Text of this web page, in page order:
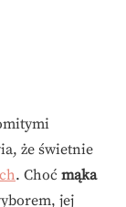
że świetnie
. Choć mąka
jej